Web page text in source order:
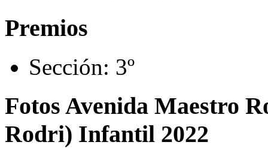
Premios
Sección: 3º
Fotos Avenida Maestro
Rodri) Infantil 2022